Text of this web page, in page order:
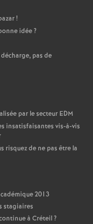
!
idée?
pas de
par le secteur EDM
insatisfaisantes vis-à-vis
risquez de ne pas être la
2013
stagiaires
à Créteil?